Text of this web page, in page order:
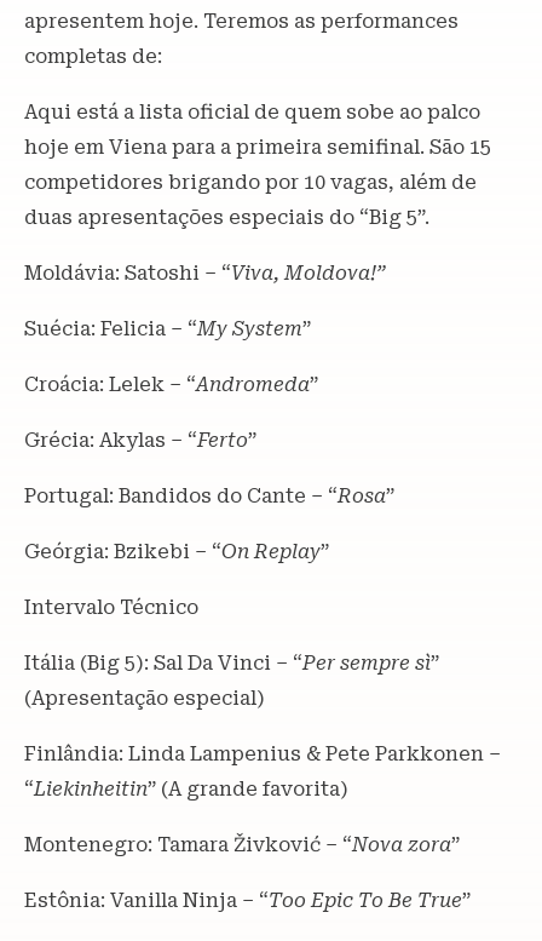
apresentem hoje. Teremos as performances
completas de:
Aqui está a lista oficial de quem sobe ao palco
hoje em Viena para a primeira semifinal. São 15
competidores brigando por 10 vagas, além de
duas apresentações especiais do “Big 5”.
Moldávia: Satoshi – “Viva, Moldova!”
Suécia: Felicia – “My System”
Croácia: Lelek – “Andromeda”
Grécia: Akylas – “Ferto”
Portugal: Bandidos do Cante – “Rosa”
Geórgia: Bzikebi – “On Replay”
Intervalo Técnico
Itália (Big 5): Sal Da Vinci – “Per sempre sì”
(Apresentação especial)
Finlândia: Linda Lampenius & Pete Parkkonen –
“Liekinheitin” (A grande favorita)
Montenegro: Tamara Živković – “Nova zora”
Estônia: Vanilla Ninja – “Too Epic To Be True”